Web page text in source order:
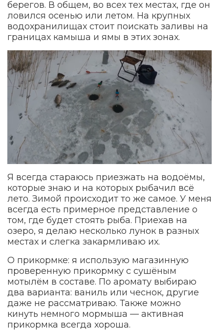
берегов. В общем, во всех тех местах, где он
ловился осенью или летом. На крупных
водохранилищах стоит поискать заливы на
границах камыша и ямы в этих зонах.
Я всегда стараюсь приезжать на водоёмы,
которые знаю и на которых рыбачил всё
лето. Зимой происходит то же самое. У меня
всегда есть примерное представление о
том, где будет стоять рыба. Приехав на
озеро, я делаю несколько лунок в разных
местах и слегка закармливаю их.
О прикормке: я использую магазинную
проверенную прикормку с сушёным
мотылём в составе. По аромату выбираю
два варианта: ваниль или чеснок, другие
даже не рассматриваю. Также можно
кинуть немного мормыша — активная
прикормка всегда хороша.